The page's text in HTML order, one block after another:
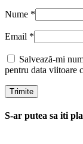
Nume *
Email *
Salvează-mi
pentru data viitoare
S-ar putea sa iti